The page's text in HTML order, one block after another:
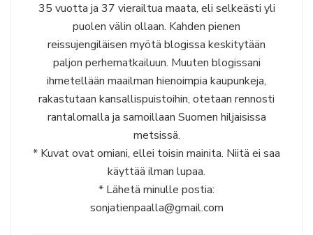
35 vuotta ja 37 vierailtua maata, eli selkeästi yli
puolen välin ollaan. Kahden pienen
reissujengiläisen myötä blogissa keskitytään
paljon perhematkailuun. Muuten blogissani
ihmetellään maailman hienoimpia kaupunkeja,
rakastutaan kansallispuistoihin, otetaan rennosti
rantalomalla ja samoillaan Suomen hiljaisissa
metsissä.
* Kuvat ovat omiani, ellei toisin mainita. Niitä ei saa
käyttää ilman lupaa.
* Lähetä minulle postia:
sonjatienpaalla@gmail.com